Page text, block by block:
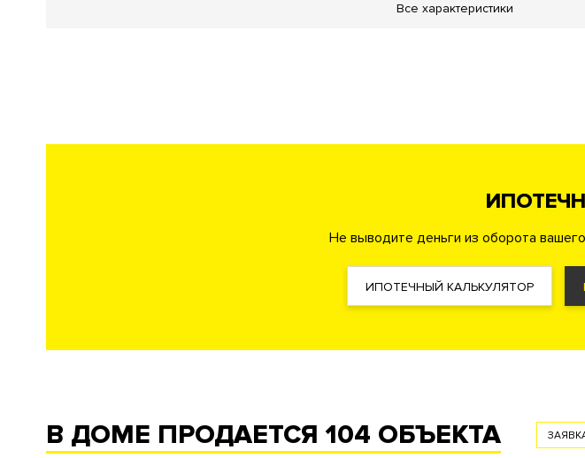
Детская игровая комната
Офисный кабинет для жильцов
Банк
Удаленный контроль охранных систем квартиры
Все характеристики
Не выводите деньги из оборота
ИПОТЕЧНЫЙ КАЛЬКУЛЯТОР
В ДОМЕ ПРОДАЕТСЯ 104 ОБЪЕКТА